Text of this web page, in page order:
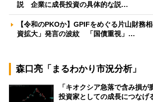
説 企業に成長投資の具体的な説…
【令和のPKOか】GPIFをめぐる片山財務
資拡大」発言の波紋 「国債重視」…
森口亮「まるわかり市況分析」
「キオクシア急落で含み損
投資家としての成長につな